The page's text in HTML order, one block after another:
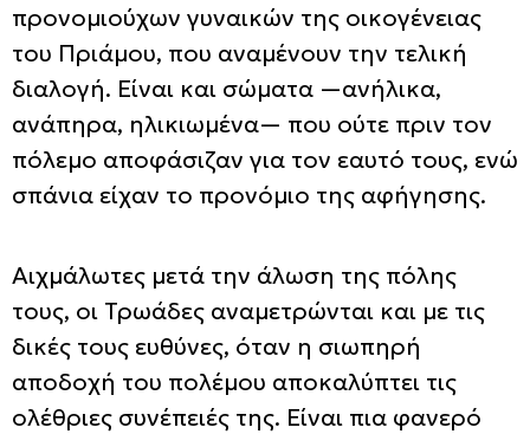
προνομιούχων γυναικών της οικογένειας
του Πριάμου, που αναμένουν την τελική
διαλογή. Είναι και σώματα —ανήλικα,
ανάπηρα, ηλικιωμένα— που ούτε πριν τον
πόλεμο αποφάσιζαν για τον εαυτό τους, ενώ
σπάνια είχαν το προνόμιο της αφήγησης.
Αιχμάλωτες μετά την άλωση της πόλης
τους, οι Τρωάδες αναμετρώνται και με τις
δικές τους ευθύνες, όταν η σιωπηρή
αποδοχή του πολέμου αποκαλύπτει τις
ολέθριες συνέπειές της. Είναι πια φανερό